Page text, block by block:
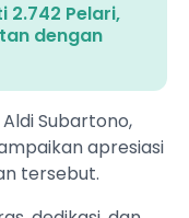
2.742 Pelari,
dengan
Subartono,
apresiasi
tersebut.